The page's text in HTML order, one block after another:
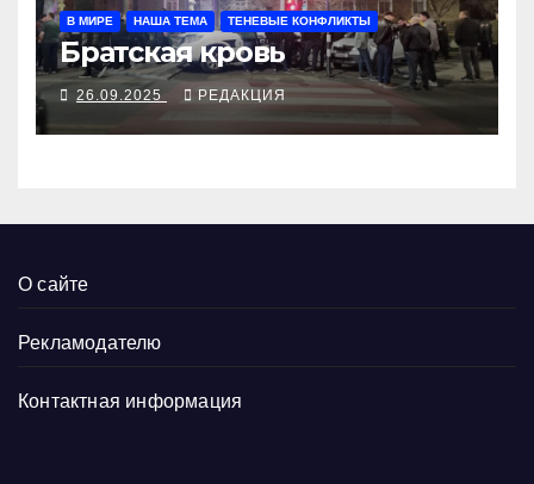
В МИРЕ НАША ТЕМА ТЕНЕВЫЕ КОНФЛИКТЫ
Братская кровь
26.09.2025 РЕДАКЦИЯ
О сайте
Рекламодателю
Контактная информация